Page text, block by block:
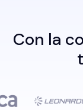
Con la